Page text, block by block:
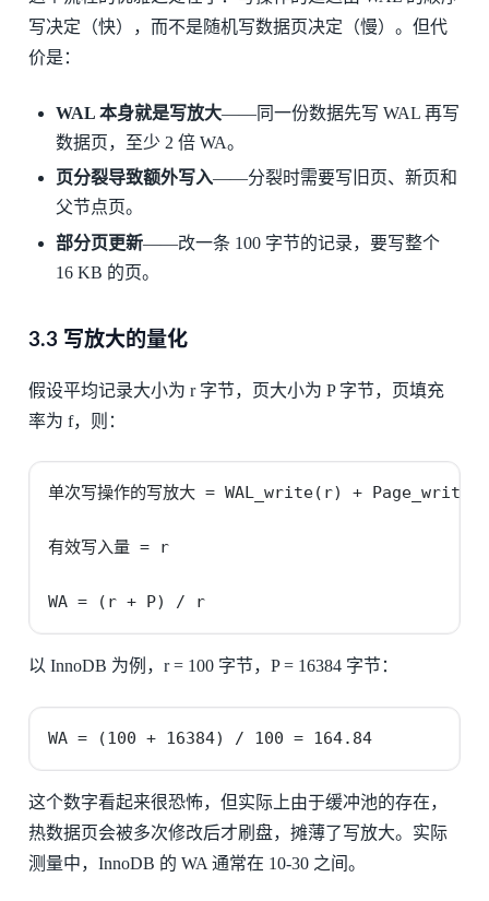
写决定（快），而不是随机写数据页决定（慢）。但代
价是：
WAL 本身就是写放大——同一份数据先写 WAL 再写
数据页，至少 2 倍 WA。
页分裂导致额外写入——分裂时需要写旧页、新页和
父节点页。
部分页更新——改一条 100 字节的记录，要写整个
16 KB 的页。
3.3 写放大的量化
假设平均记录大小为 r 字节，页大小为 P 字节，页填充
率为 f，则：
单次写操作的写放大 = WAL_write(r) +
有效写入量 = r
WA = (r + P) / r
以 InnoDB 为例，r = 100 字节，P = 16384 字节：
WA = (100 + 16384) / 100 = 164.84
这个数字看起来很恐怖，但实际上由于缓冲池的存在，
热数据页会被多次修改后才刷盘，摊薄了写放大。实际
测量中，InnoDB 的 WA 通常在 10-30 之间。